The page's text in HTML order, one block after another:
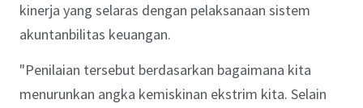
kinerja yang selaras dengan pelaksanaan sistem
akuntanbilitas keuangan.
"Penilaian tersebut berdasarkan bagaimana kita
menurunkan angka kemiskinan ekstrim kita. Selain